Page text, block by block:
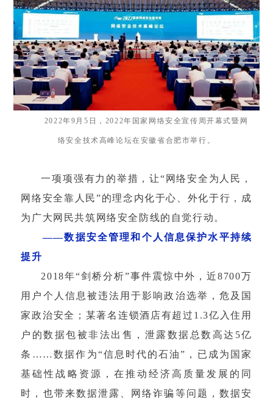
2022年9月5日，2022年国家网络安全宣传周开幕式暨网
络安全技术高峰论坛在安徽省合肥市举行。
一项项强有力的举措，让“网络安全为人民，
网络安全靠人民”的理念内化于心、外化于行，成
为广大网民共筑网络安全防线的自觉行动。
——数据安全管理和个人信息保护水平持续
提升
2018年“剑桥分析”事件震惊中外，近8700万
用户个人信息被违法用于影响政治选举，危及国
家政治安全；某著名连锁酒店有超过1.3亿入住用
户的数据包被非法出售，泄露数据总数高达5亿
条……数据作为“信息时代的石油”，已成为国家
基础性战略资源，在推动经济高质量发展的同
时，也带来数据泄露、网络诈骗等问题，数据安